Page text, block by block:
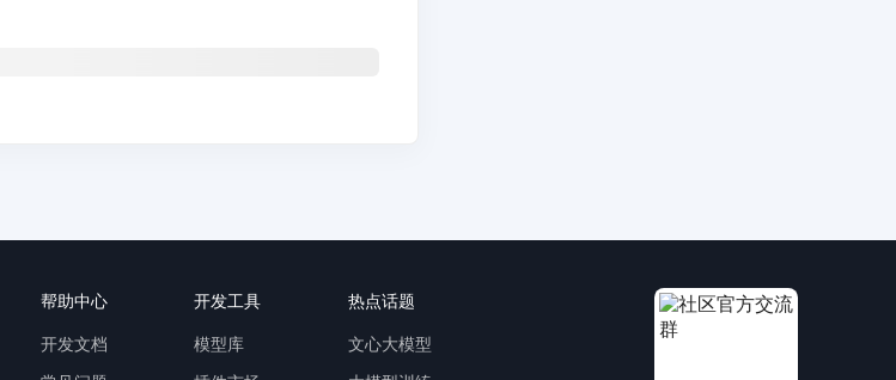
帮助中心
开发文档
开发工具
模型库
热点话题
文心大模型